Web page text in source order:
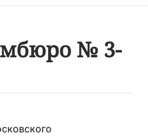
№ 3-